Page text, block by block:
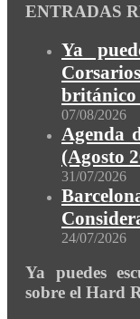
ENTRADAS
Ya
británico
07/08/2026
Agenda
(Agosto
31/07/2026
24/07/2026
Ya puedes
sobre el Hard